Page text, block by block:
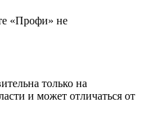
«Профи» не
только на
и может отличаться от